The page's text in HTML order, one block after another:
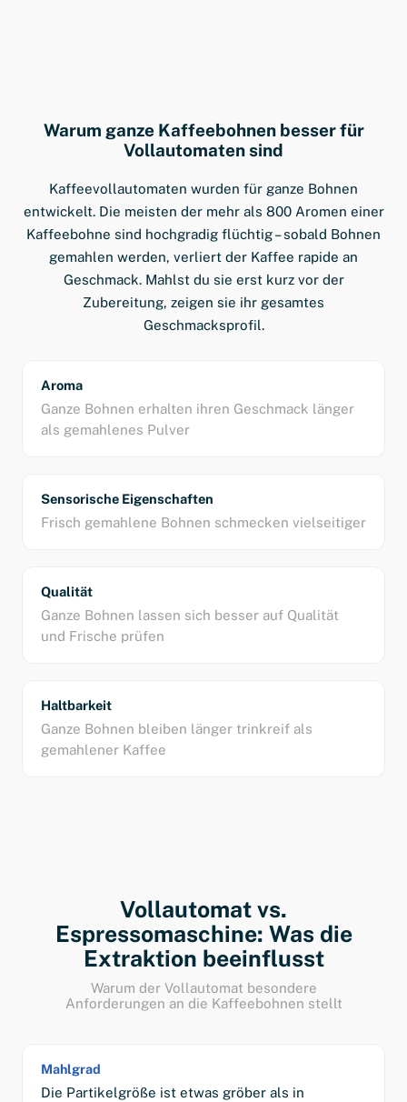
Warum ganze Kaffeebohnen besser für
Vollautomaten sind
Kaffeevollautomaten wurden für ganze Bohnen
entwickelt. Die meisten der mehr als 800 Aromen einer
Kaffeebohne sind hochgradig flüchtig – sobald Bohnen
gemahlen werden, verliert der Kaffee rapide an
Geschmack. Mahlst du sie erst kurz vor der
Zubereitung, zeigen sie ihr gesamtes
Geschmacksprofil.
Aroma
Ganze Bohnen erhalten ihren Geschmack länger
als gemahlenes Pulver
Sensorische Eigenschaften
Frisch gemahlene Bohnen schmecken vielseitiger
Qualität
Ganze Bohnen lassen sich besser auf Qualität
und Frische prüfen
Haltbarkeit
Ganze Bohnen bleiben länger trinkreif als
gemahlener Kaffee
Vollautomat vs.
Espressomaschine: Was die
Extraktion beeinflusst
Warum der Vollautomat besondere
Anforderungen an die Kaffeebohnen stellt
Mahlgrad
Die Partikelgröße ist etwas gröber als in